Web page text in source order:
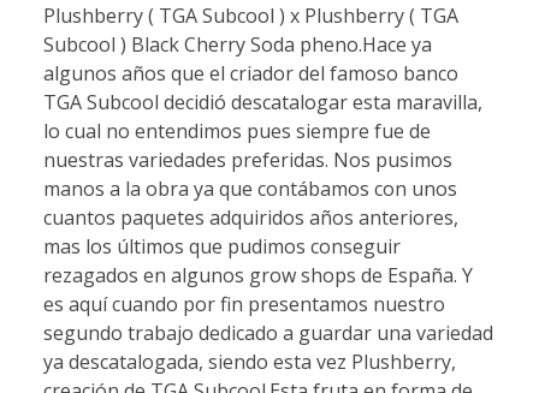
Plushberry ( TGA Subcool ) x Plushberry ( TGA
Subcool ) Black Cherry Soda pheno.Hace ya
algunos años que el criador del famoso banco
TGA Subcool decidió descatalogar esta maravilla,
lo cual no entendimos pues siempre fue de
nuestras variedades preferidas. Nos pusimos
manos a la obra ya que contábamos con unos
cuantos paquetes adquiridos años anteriores,
mas los últimos que pudimos conseguir
rezagados en algunos grow shops de España. Y
es aquí cuando por fin presentamos nuestro
segundo trabajo dedicado a guardar una variedad
ya descatalogada, siendo esta vez Plushberry,